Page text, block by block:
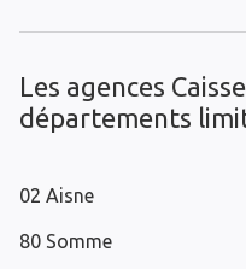
Les agences
départements
02 Aisne
80 Somme